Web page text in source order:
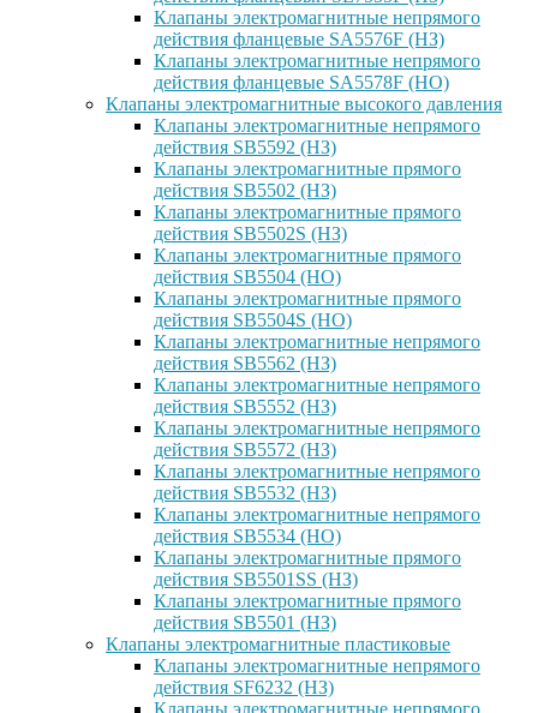
Клапаны электромагнитные непрямого
действия фланцевые SA5576F (НЗ)
Клапаны электромагнитные непрямого
действия фланцевые SA5578F (НО)
Клапаны электромагнитные высокого давления
Клапаны электромагнитные непрямого
действия SB5592 (НЗ)
Клапаны электромагнитные прямого
действия SB5502 (НЗ)
Клапаны электромагнитные прямого
действия SB5502S (НЗ)
Клапаны электромагнитные прямого
действия SB5504 (НО)
Клапаны электромагнитные прямого
действия SB5504S (НО)
Клапаны электромагнитные непрямого
действия SB5562 (НЗ)
Клапаны электромагнитные непрямого
действия SB5552 (НЗ)
Клапаны электромагнитные непрямого
действия SB5572 (НЗ)
Клапаны электромагнитные непрямого
действия SB5532 (НЗ)
Клапаны электромагнитные непрямого
действия SB5534 (НО)
Клапаны электромагнитные прямого
действия SB5501SS (НЗ)
Клапаны электромагнитные прямого
действия SB5501 (НЗ)
Клапаны электромагнитные пластиковые
Клапаны электромагнитные непрямого
действия SF6232 (НЗ)
Клапаны электромагнитные непрямого